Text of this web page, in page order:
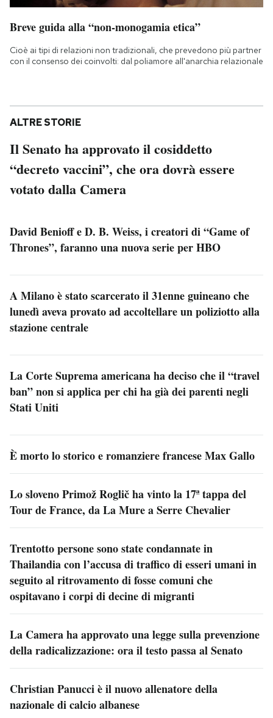
Breve guida alla “non-monogamia etica”
Cioè ai tipi di relazioni non tradizionali, che prevedono più partner
con il consenso dei coinvolti: dal poliamore all'anarchia relazionale
ALTRE STORIE
Il Senato ha approvato il cosiddetto
“decreto vaccini”, che ora dovrà essere
votato dalla Camera
David Benioff e D. B. Weiss, i creatori di “Game of
Thrones”, faranno una nuova serie per HBO
A Milano è stato scarcerato il 31enne guineano che
lunedì aveva provato ad accoltellare un poliziotto alla
stazione centrale
La Corte Suprema americana ha deciso che il “travel
ban” non si applica per chi ha già dei parenti negli
Stati Uniti
È morto lo storico e romanziere francese Max Gallo
Lo sloveno Primož Roglič ha vinto la 17ª tappa del
Tour de France, da La Mure a Serre Chevalier
Trentotto persone sono state condannate in
Thailandia con l’accusa di traffico di esseri umani in
seguito al ritrovamento di fosse comuni che
ospitavano i corpi di decine di migranti
La Camera ha approvato una legge sulla prevenzione
della radicalizzazione: ora il testo passa al Senato
Christian Panucci è il nuovo allenatore della
nazionale di calcio albanese